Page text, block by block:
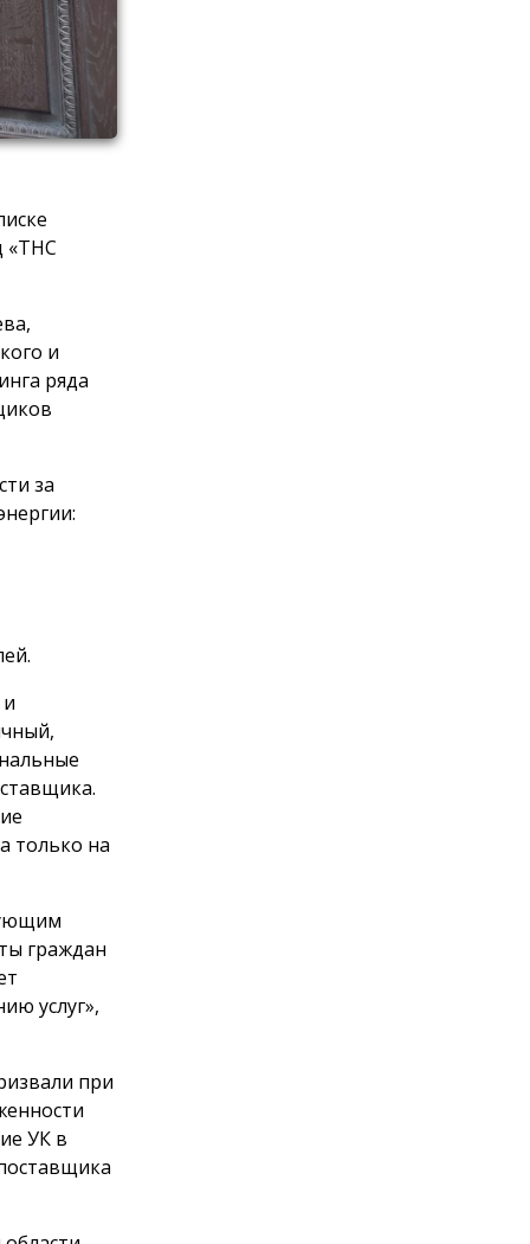
«ТНС
и
ряда
за
только на
граждан
услуг»,
при
УК в